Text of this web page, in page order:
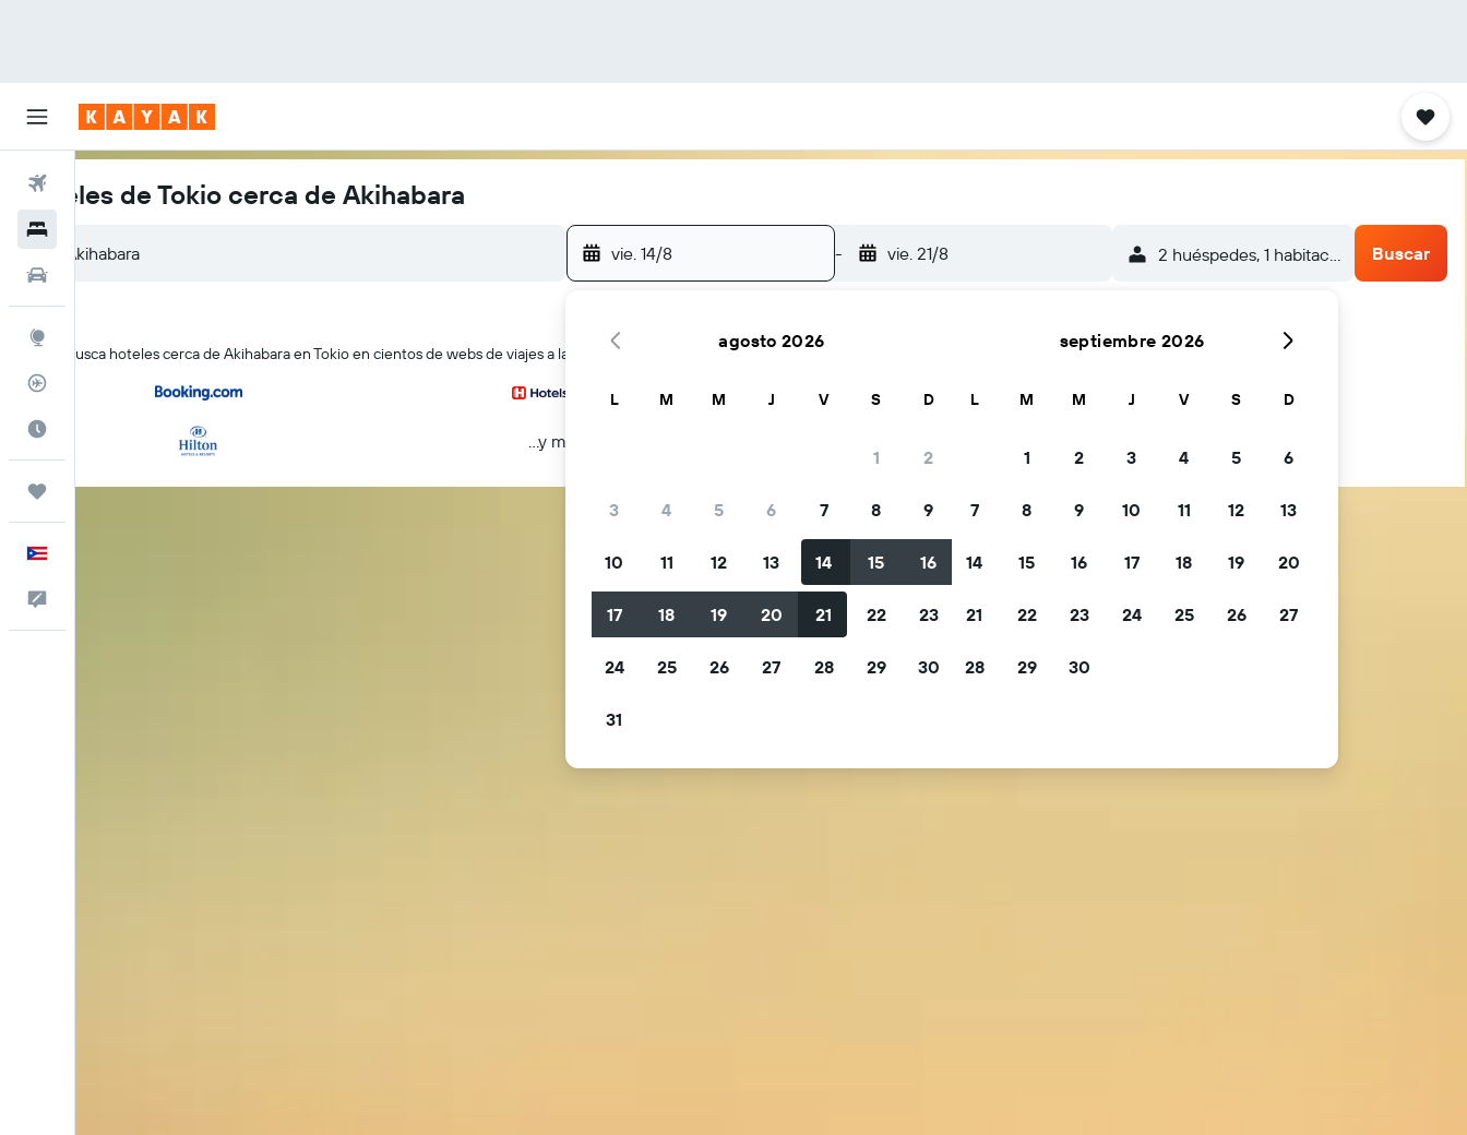
Vuelos
Trips
Hoteles de Tokio cerca de Akihabara
vie. 14/8 - vie. 21/8 2 huéspedes, 1 habitación Buscar
KAYAK busca hoteles cerca de Akihabara en Tokio en cientos de webs de viajes a la vez
...y más
agosto 2026
L M M J V S D
1 2
3 4 5 6 7 8 9
10 11 12 13 14 15 16
17 18 19 20 21 22 23
24 25 26 27 28 29 30
31
septiembre 2026
L M M J V S D
1 2 3 4 5 6
7 8 9 10 11 12 13
14 15 16 17 18 19 20
21 22 23 24 25 26 27
28 29 30